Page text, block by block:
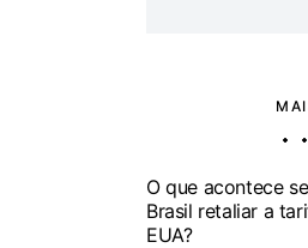
O que acontece
Brasil retaliar a
EUA?